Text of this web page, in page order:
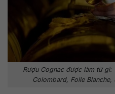
Rượu Cognac được làm từ gì:
Colombard, Folle